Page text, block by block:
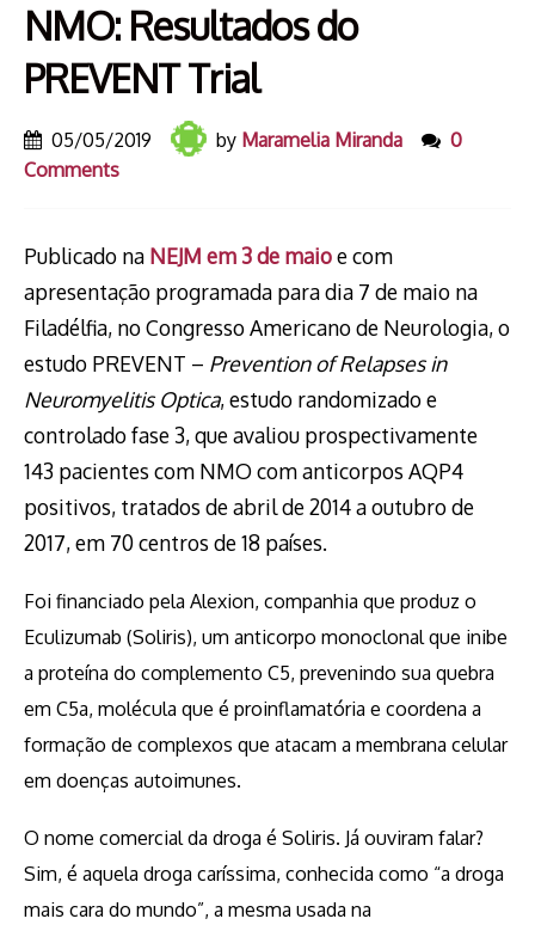
NMO: Resultados do
PREVENT Trial
05/05/2019 by Maramelia Miranda
0
Comments
Publicado na NEJM em 3 de maioe com
apresentação programada para dia 7 de maio na
Filadélfia, no Congresso Americano de Neurologia, o
estudo PREVENT – Prevention of Relapses in
Neuromyelitis Optica, estudo randomizado e
controlado fase 3, que avaliou prospectivamente
143 pacientes com NMO com anticorpos AQP4
positivos, tratados de abril de 2014 a outubro de
2017, em 70 centros de 18 países.
Foi financiado pela Alexion, companhia que produz o
Eculizumab (Soliris), um anticorpo monoclonal que inibe
a proteína do complemento C5, prevenindo sua quebra
em C5a, molécula que é proinflamatória e coordena a
formação de complexos que atacam a membrana celular
em doenças autoimunes.
O nome comercial da droga é Soliris. Já ouviram falar?
Sim, é aquela droga caríssima, conhecida como “a droga
mais cara do mundo”, a mesma usada na